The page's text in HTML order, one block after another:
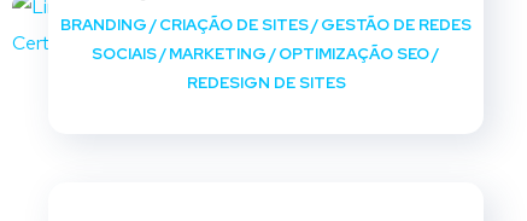
BRANDING/CRIAÇÃO DE SITES/GESTÃO DE REDES
SOCIAIS/MARKETING/OPTIMIZAÇÃO SEO/
REDESIGN DE SITES